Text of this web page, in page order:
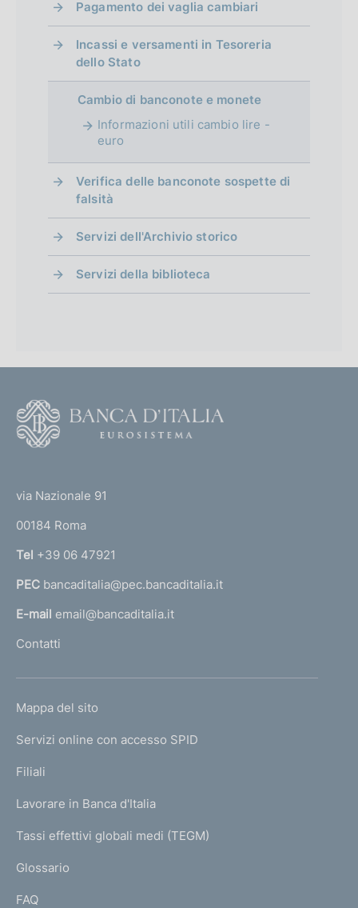
Pagamento dei vaglia cambiari
Incassi e versamenti in Tesoreria
dello Stato
Cambio di banconote e monete
Informazioni utili cambio lire -
euro
Verifica delle banconote sospette di
falsità
Servizi dell'Archivio storico
Servizi della biblioteca
r
n
a
l
'
m
e
a
g
via Nazionale 91
00184 Roma
Tel +39 06 47921
PEC bancaditalia@pec.bancaditalia.it
E-mail email@bancaditalia.it
Contatti
L
N
K
T
I
I
Mappa del sito
Servizi online con accesso SPID
Filiali
Lavorare in Banca d'Italia
Tassi effettivi globali medi (TEGM)
Glossario
FAQ